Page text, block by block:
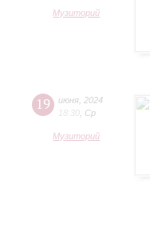
Музиторий
19 июня 2024
18:30 Ср
Музиторий